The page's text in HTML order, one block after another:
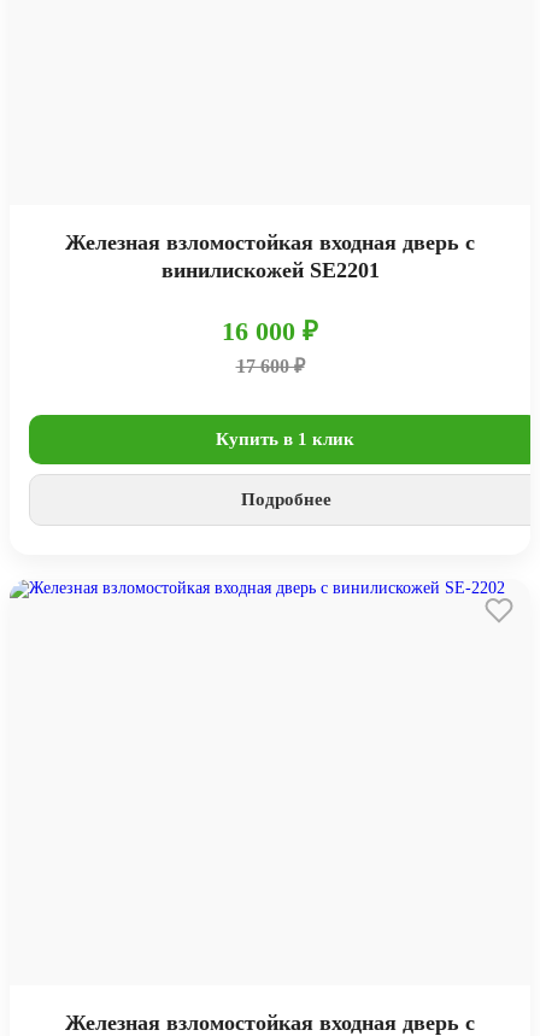
Железная взломостойкая входная дверь с
винилискожей SE2201
16 000 ₽
17 600 ₽
Купить в 1 клик
Подробнее
Железная взломостойкая входная дверь с